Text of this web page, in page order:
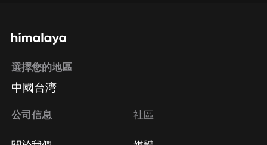
選擇您的地區
中國台湾
公司信息 社區